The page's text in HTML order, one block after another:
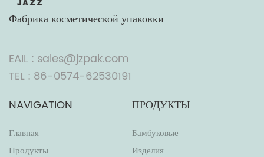
Фабрика косметической упаковки
EAIL : sales@jzpak.com
TEL : 86-0574-62530191
NAVIGATION
Главная
Продукты
ПРОДУКТЫ
Бамбуковые
Изделия